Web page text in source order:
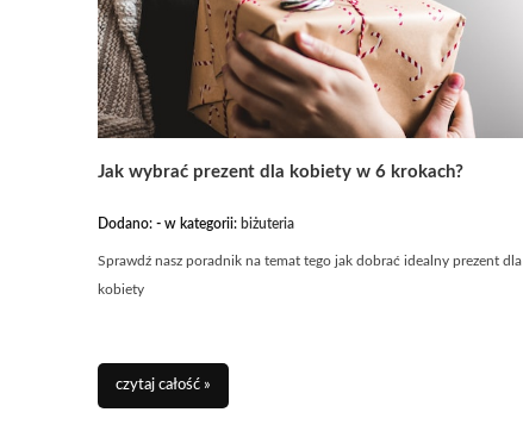
Jak wybrać prezent dla kobiety w 6 krokach?
Dodano: - w kategorii: biżuteria
Sprawdź nasz poradnik na temat tego jak dobrać idealny prezent dla
kobiety
czytaj całość »